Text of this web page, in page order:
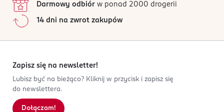
Będzie wskazywał kierunki, dopasowywał części ciała
do zmysłów, a liście i owoce do drzew. Odkryje więcej
spostrzegawczość i logiczne myślenie. Zabawę
uatrakcyjnią kolorowe naklejki i kolorowanki
dołączone do zestawu.
4
0%
2
1
0%
Sortowanie wg
Darmowy odbiór w ponad 2000 drogerii
14 dni na zwrot zakupów
Zapisz się na newsletter!
Lubisz być na bieżąco? Kliknij w przycisk i zapisz się
do newslettera.
Dołączam!